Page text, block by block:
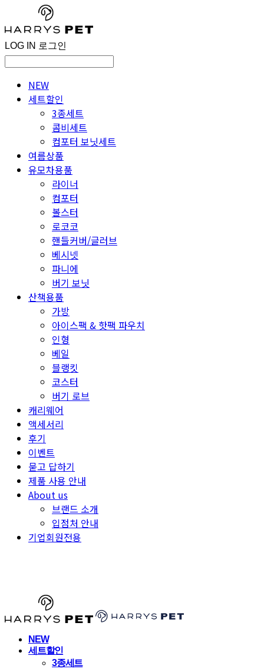
LOG IN 로그인
NEW
세트할인
3종세트
콤비세트
컴포터 보닛세트
여름상품
유모차용품
라이너
컴포터
볼스터
로코코
핸들커버/글러브
베시넷
파니에
버기 보닛
산책용품
가방
아이스팩 & 핫팩 파우치
인형
베일
블랭킷
코스터
버기 로브
캐리웨어
액세서리
후기
이벤트
묻고 답하기
제품 사용 안내
About us
브랜드 소개
입점처 안내
기업회원전용
NEW
세트할인
3종세트